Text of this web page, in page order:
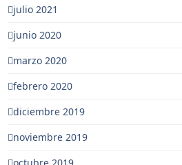
julio 2021
junio 2020
marzo 2020
febrero 2020
diciembre 2019
noviembre 2019